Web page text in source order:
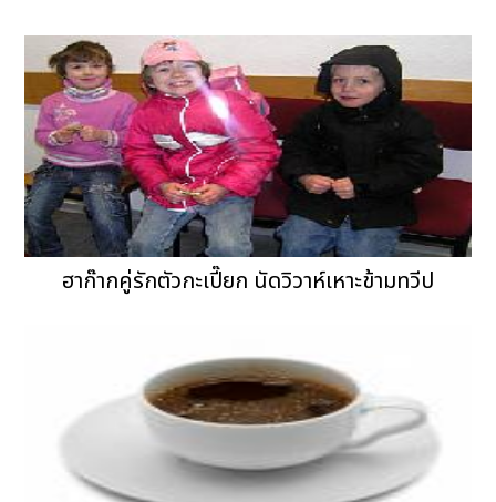
ฮาก๊ากคู่รักตัวกะเปี๊ยก นัดวิวาห์เหาะข้ามทวีป